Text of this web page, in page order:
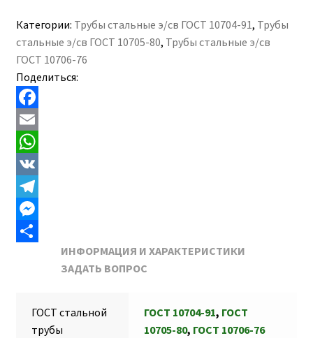
Категории: Трубы стальные э/св ГОСТ 10704-91, Трубы
стальные э/св ГОСТ 10705-80, Трубы стальные э/св
ГОСТ 10706-76
Поделиться:
F
a
c
e
b
o
E
m
a
W
h
a
t
V
K
T
eM
ИНФОРМАЦИЯ И ХАРАКТЕРИСТИКИ
ЗАДАТЬ ВОПРОС
ГОСТ стальной
трубы
ГОСТ 10704-91, ГОСТ
10705-80, ГОСТ 10706-76